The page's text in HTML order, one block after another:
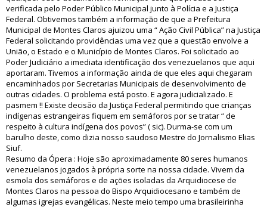
verificada pelo Poder Público Municipal junto à Polícia e a Justiça
Federal. Obtivemos também a informação de que a Prefeitura
Municipal de Montes Claros ajuizou uma “ Ação Civil Pública” na Justiça
Federal solicitando providências uma vez que a questão envolve a
União, o Estado e o Município de Montes Claros. Foi solicitado ao
Poder Judiciário a imediata identificação dos venezuelanos que aqui
aportaram. Tivemos a informação ainda de que eles aqui chegaram
encaminhados por Secretarias Municipais de desenvolvimento de
outras cidades. O problema está posto. E agora judicializado. E
pasmem !! Existe decisão da Justiça Federal permitindo que crianças
indígenas estrangeiras fiquem em semáforos por se tratar “ de
respeito à cultura indígena dos povos” ( sic). Durma-se com um
barulho deste, como dizia nosso saudoso Mestre do Jornalismo Elias
Siuf.
Resumo da Ópera : Hoje são aproximadamente 80 seres humanos
venezuelanos jogados à própria sorte na nossa cidade. Vivem da
esmola dos semáforos e de ações isoladas da Arquidiocese de
Montes Claros na pessoa do Bispo Arquidiocesano e também de
algumas igrejas evangélicas. Neste meio tempo uma brasileirinha